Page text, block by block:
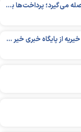
سید جواد حسینی: بهزیستی از حمایت یکسان فاصله می‌گیرد؛ پرداخت‌ها بر اساس نوع معلولیت و میزان نیاز تغییر می‌کند
تجلیل دبیرخانۀ شبکۀ ملی مؤسسات نیکوکاری و خیریه از پایگاه خبری خیر ایران